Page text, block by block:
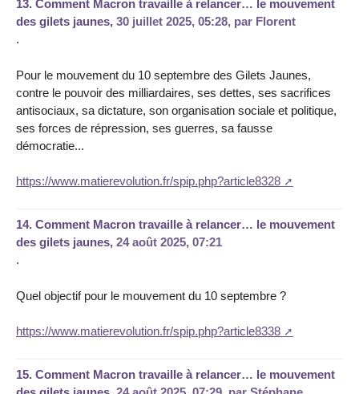
13. Comment Macron travaille à relancer… le mouvement
des gilets jaunes, 30 juillet 2025, 05:28, par Florent
.
Pour le mouvement du 10 septembre des Gilets Jaunes,
contre le pouvoir des milliardaires, ses dettes, ses sacrifices
antisociaux, sa dictature, son organisation sociale et politique,
ses forces de répression, ses guerres, sa fausse
démocratie...
https://www.matierevolution.fr/spip.php?article8328
14. Comment Macron travaille à relancer… le mouvement
des gilets jaunes, 24 août 2025, 07:21
.
Quel objectif pour le mouvement du 10 septembre ?
https://www.matierevolution.fr/spip.php?article8338
15. Comment Macron travaille à relancer… le mouvement